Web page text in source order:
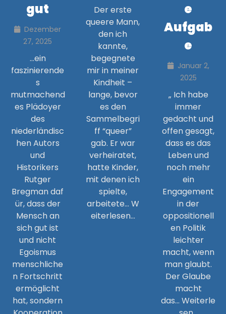
gut
Dezember
27, 2025
…ein
faszinierende
s
mutmachend
es Plädoyer
des
niederländisc
hen Autors
und
Historikers
Rutger
Bregman daf
ür, dass der
Mensch an
sich gut ist
und nicht
Egoismus
menschliche
n Fortschritt
ermöglicht
hat, sondern
Der erste
queere Mann,
den ich
kannte,
begegnete
mir in meiner
Kindheit –
lange, bevor
es den
Sammelbegri
ff “queer”
gab. Er war
verheiratet,
hatte Kinder,
mit denen ich
spielte,
arbeitete… W
eiterlesen…
e
Aufgab
e
Januar 2,
2025
„ Ich habe
immer
gedacht und
offen gesagt,
dass es das
Leben und
noch mehr
ein
Engagement
in der
oppositionell
en Politik
leichter
macht, wenn
man glaubt.
Der Glaube
macht
das… Weiterle